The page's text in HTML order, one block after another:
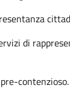
di
contenzioso.